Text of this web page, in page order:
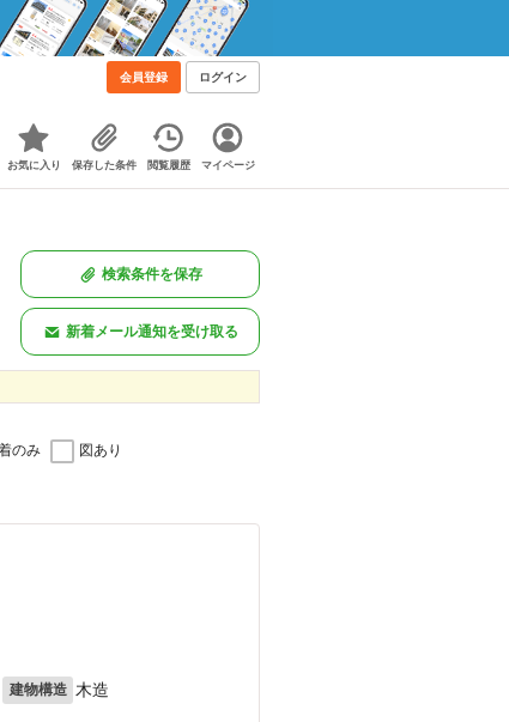
会員登録 ログイン
お気に入り 保存した条件 閲覧履歴 マイページ
検索条件を保存
新着メール通知を受け取る
のみ 図あり
建物構造 木造